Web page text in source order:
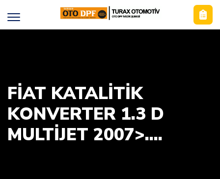
FİAT KATALİTİK
KONVERTER 1.3 D
MULTIJET 2007>....